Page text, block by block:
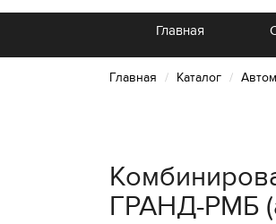
Главная
Главная Каталог
ГРАНД-РМБ